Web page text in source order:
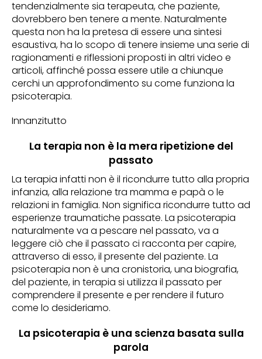
tendenzialmente sia terapeuta, che paziente,
dovrebbero ben tenere a mente. Naturalmente
questa non ha la pretesa di essere una sintesi
esaustiva, ha lo scopo di tenere insieme una serie di
ragionamenti e riflessioni proposti in altri video e
articoli, affinché possa essere utile a chiunque
cerchi un approfondimento su come funziona la
psicoterapia.
Innanzitutto
La terapia non è la mera ripetizione del
passato
La terapia infatti non è il ricondurre tutto alla propria
infanzia, alla relazione tra mamma e papà o le
relazioni in famiglia. Non significa ricondurre tutto ad
esperienze traumatiche passate. La psicoterapia
naturalmente va a pescare nel passato, va a
leggere ciò che il passato ci racconta per capire,
attraverso di esso, il presente del paziente. La
psicoterapia non è una cronistoria, una biografia,
del paziente, in terapia si utilizza il passato per
comprendere il presente e per rendere il futuro
come lo desideriamo.
La psicoterapia è una scienza basata sulla
parola